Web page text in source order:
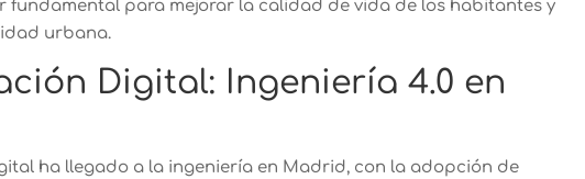
fundamental para mejorar la calidad de vida de los habitantes y
urbana.
Digital: Ingeniería 4.0 en
ha llegado a la ingeniería en Madrid, con la adopción de